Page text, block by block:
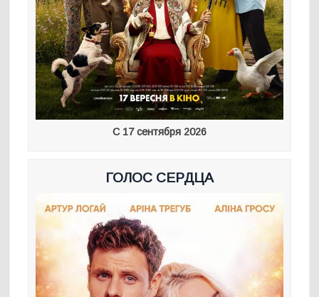
С 17 сентября 2026
ГОЛОС СЕРДЦА